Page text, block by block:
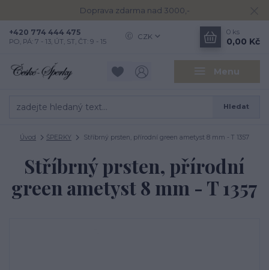
Doprava zdarma nad 3000,-
Menu
CZK
Hledat
+420 774 444 475
PO, PÁ: 7 - 13, ÚT, ST, ČT: 9 - 15
0 ks
0,00 Kč
Úvod ŠPERKY Stříbrný prsten, přírodní green ametyst 8 mm - T 1357
Stříbrný prsten, přírodní
green ametyst 8 mm - T 1357